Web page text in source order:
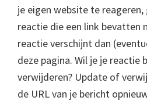
je eigen website te reageren,
reactie die een link bevatten
reactie verschijnt dan
deze pagina. Wil je je reactie
verwijderen? Update of
de URL van je bericht